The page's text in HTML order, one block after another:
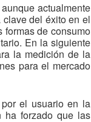
actualmente
del éxito en el
formas de consumo
En la siguiente
la medición de la
para el mercado
el usuario en la
ha forzado que las